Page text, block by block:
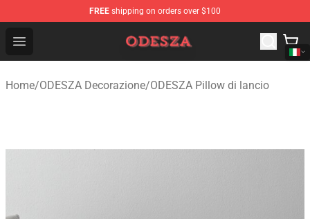
FREE shipping on orders over $100
Open menu
ODESZA Shop - Official ODESZA Merchandise Store
Home/ODESZA Decorazione/ODESZA Pillow di lancio